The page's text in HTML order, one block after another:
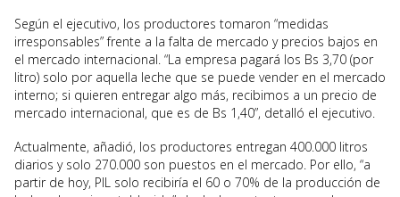
Según el ejecutivo, los productores tomaron “medidas
irresponsables” frente a la falta de mercado y precios bajos en
el mercado internacional. “La empresa pagará los Bs 3,70 (por
litro) solo por aquella leche que se puede vender en el mercado
interno; si quieren entregar algo más, recibimos a un precio de
mercado internacional, que es de Bs 1,40”, detalló el ejecutivo.
Actualmente, añadió, los productores entregan 400.000 litros
diarios y solo 270.000 son puestos en el mercado. Por ello, “a
partir de hoy, PIL solo recibiría el 60 o 70% de la producción de